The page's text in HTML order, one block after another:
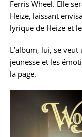
Ferris Wheel. Elle
Heize, laissant
lyrique de Heize et
L’album, lui, se
jeunesse et les
la page.